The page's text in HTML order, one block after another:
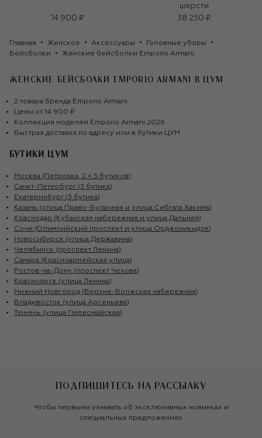
14 900 ₽
шерсти
38 250 ₽
Главная Женское Аксессуары
Головные уборы
Бейсболки
Женские бейсболки Emporio Armani
ЖЕНСКИЕ БЕЙСБОЛКИ EMPORIO ARMANI В ЦУМ
2 товара бренда Emporio Armani
Цены от 14 900 ₽
Коллекция моделей Emporio Armani 2026
Быстрая доставка по адресу или в бутики ЦУМ
БУТИКИ ЦУМ
Москва (Петровка, 2 + 5 бутиков)
Санкт-Петербург (3 бутика)
Екатеринбург (3 бутика)
Казань (улица Право-Булачная и улица Сибгата Хакима)
Краснодар (Кубанская набережная и улица Дальняя)
Сочи (Олимпийский проспект и улица Орджоникидзе)
Новосибирск (улица Державина)
Челябинск (проспект Ленина)
Самара (Красноармейская улица)
Ростов-на-Дону (проспект Чехова)
Красноярск (улица Ленина)
Нижний Новгород (Верхне-Волжская набережная)
Владивосток (улица Арсеньева)
Тюмень (улица Первомайская)
ПОДПИШИТЕСЬ НА РАССЫЛКУ
Чтобы первыми узнавать об эксклюзивных новинках и
специальных предложениях